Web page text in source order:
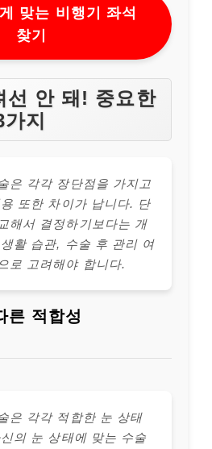
맞는 비행기 좌석
찾기
선 안 돼! 중요한
지
은 각각 장단점을 가지고
또한 차이가 납니다. 단
해서 결정하기보다는 개
활 습관, 수술 후 관리 여
로 고려해야 합니다.
른 적합성
은 각각 적합한 눈 상태
의 눈 상태에 맞는 수술